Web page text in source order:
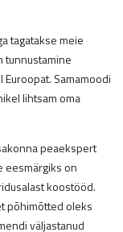
tagatakse meie
tunnustamine
Samamoodi
lihtsam oma
peaekspert
eesmärgiks on
koostööd.
põhimõtted oleks
väljastanud